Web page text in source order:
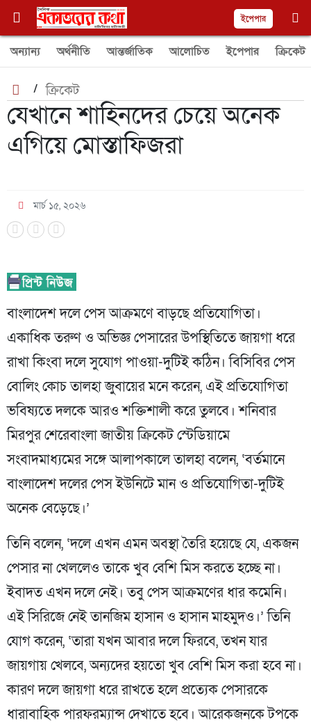
ইপেপার
অন্যান্য অর্থনীতি আন্তর্জাতিক আলোচিত ইপেপার ক্রিকেট
/ক্রিকেট
যেখানে শাহিনদের চেয়ে অনেক
এগিয়ে মোস্তাফিজরা
মার্চ ১৫, ২০২৬
বাংলাদেশ দলে পেস আক্রমণে বাড়ছে প্রতিযোগিতা।
একাধিক তরুণ ও অভিজ্ঞ পেসারের উপস্থিতিতে জায়গা ধরে
রাখা কিংবা দলে সুযোগ পাওয়া-দুটিই কঠিন। বিসিবির পেস
বোলিং কোচ তালহা জুবায়ের মনে করেন, এই প্রতিযোগিতা
ভবিষ্যতে দলকে আরও শক্তিশালী করে তুলবে। শনিবার
মিরপুর শেরেবাংলা জাতীয় ক্রিকেট স্টেডিয়ামে
সংবাদমাধ্যমের সঙ্গে আলাপকালে তালহা বলেন, ‘বর্তমানে
বাংলাদেশ দলের পেস ইউনিটে মান ও প্রতিযোগিতা-দুটিই
অনেক বেড়েছে।’
তিনি বলেন, ‘দলে এখন এমন অবস্থা তৈরি হয়েছে যে, একজন
পেসার না খেললেও তাকে খুব বেশি মিস করতে হচ্ছে না।
ইবাদত এখন দলে নেই। তবু পেস আক্রমণের ধার কমেনি।
এই সিরিজে নেই তানজিম হাসান ও হাসান মাহমুদও।’ তিনি
যোগ করেন, ‘তারা যখন আবার দলে ফিরবে, তখন যার
জায়গায় খেলবে, অন্যদের হয়তো খুব বেশি মিস করা হবে না।
কারণ দলে জায়গা ধরে রাখতে হলে প্রত্যেক পেসারকে
ধারাবাহিক পারফরম্যান্স দেখাতে হবে। আরেকজনকে টপকে